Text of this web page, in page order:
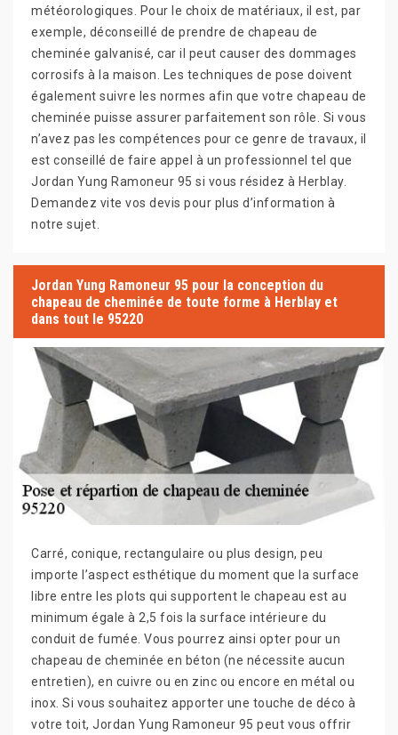
météorologiques. Pour le choix de matériaux, il est, par
exemple, déconseillé de prendre de chapeau de
cheminée galvanisé, car il peut causer des dommages
corrosifs à la maison. Les techniques de pose doivent
également suivre les normes afin que votre chapeau de
cheminée puisse assurer parfaitement son rôle. Si vous
n’avez pas les compétences pour ce genre de travaux, il
est conseillé de faire appel à un professionnel tel que
Jordan Yung Ramoneur 95 si vous résidez à Herblay.
Demandez vite vos devis pour plus d’information à
notre sujet.
Jordan Yung Ramoneur 95 pour la conception du
chapeau de cheminée de toute forme à Herblay et
dans tout le 95220
Carré, conique, rectangulaire ou plus design, peu
importe l’aspect esthétique du moment que la surface
libre entre les plots qui supportent le chapeau est au
minimum égale à 2,5 fois la surface intérieure du
conduit de fumée. Vous pourrez ainsi opter pour un
chapeau de cheminée en béton (ne nécessite aucun
entretien), en cuivre ou en zinc ou encore en métal ou
inox. Si vous souhaitez apporter une touche de déco à
votre toit, Jordan Yung Ramoneur 95 peut vous offrir